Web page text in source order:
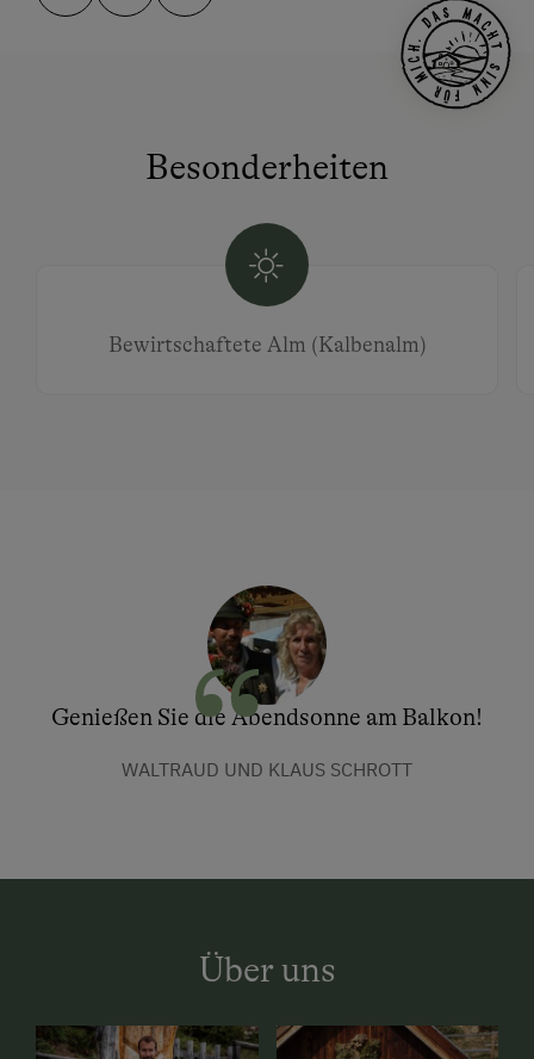
Besonderheiten
Bewirtschaftete Alm (Kalbenalm)
Genießen Sie die Abendsonne am Balkon!
WALTRAUD UND KLAUS SCHROTT
Über uns